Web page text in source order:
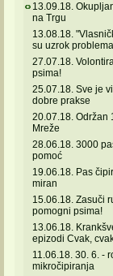
13.09.18.
na Trgu
13.08.18.
su uzrok
27.07.18.
psima!
25.07.18. Sve je
dobre prakse
20.07.18. Održan
Mreže
28.06.18. 3000
pomoć
19.06.18. Pas
miran
15.06.18. Zasuči
pomogni psima!
13.06.18.
epizodi Cvak,
11.06.18. 30. 6. -
mikročipiranja